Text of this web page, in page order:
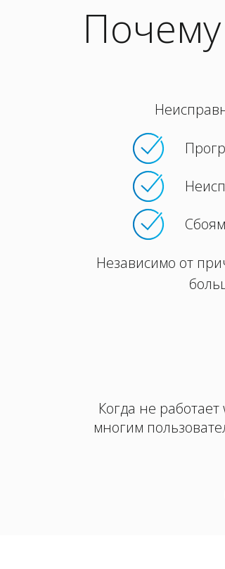
Независимо от
Когда не
многим